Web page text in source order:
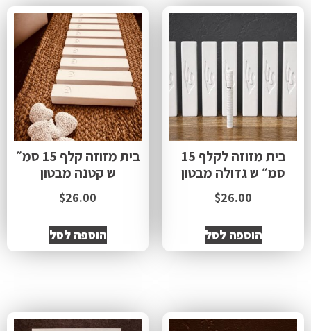
בית מזוזה לקלף 15
סמ״ ש גדולה מבטון
$26.00
הוספה לסל
בית מזוזה קלף 15 סמ״
ש קטנה מבטון
$26.00
הוספה לסל